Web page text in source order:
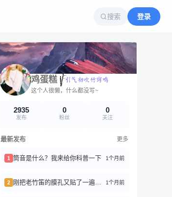
搜索 登录
鸡蛋糕
这个人很懒，什么都没写~
2935
发布
0
粉丝
0
关注
最新发布 更多
1 筒音是什么？我来给你科普一下 1个月前
2 刚把老竹笛的膜孔又贴了一遍，终于找回那个清亮又带点磁性的声音了。 1个月前